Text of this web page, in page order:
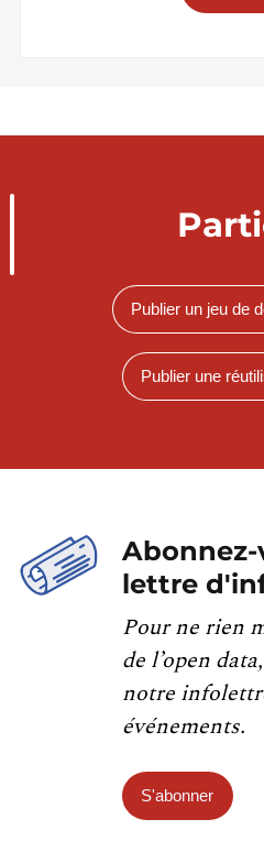
Publier un jeu de
Publier une
lettre
Pour ne rien
de l’open
notre
événements.
S'abonner